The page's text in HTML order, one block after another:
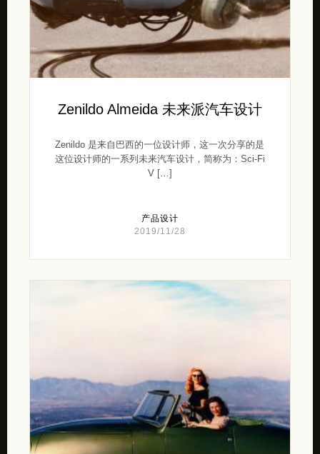
Zenildo Almeida 未来派汽车设计
Zenildo 是来自巴西的一位设计师，这一次分享的是
这位设计师的一系列未来汽车设计，简称为：Sci-Fi
V […]
产品设计
2019/11/28